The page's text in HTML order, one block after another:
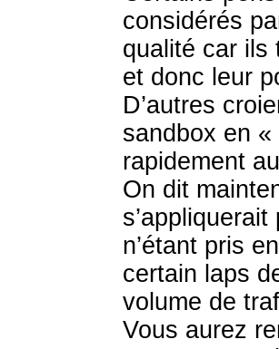
considérés
qualité car ils
et donc leur
D’autres
sandbox en
rapidement
On dit
n’étant pris
certain laps
volume de
Vous aurez